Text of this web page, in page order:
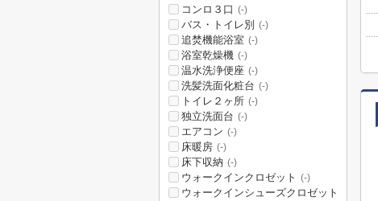
コンロ３口 (-)
バス・トイレ別 (-)
追焚機能浴室 (-)
浴室乾燥機 (-)
温水洗浄便座 (-)
洗髪洗面化粧台 (-)
トイレ２ヶ所 (-)
独立洗面台 (-)
エアコン (-)
床暖房 (-)
床下収納 (-)
ウォークインクロゼット (-)
ウォークインシューズクロゼット